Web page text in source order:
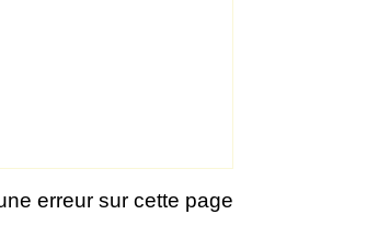
erreur sur cette page